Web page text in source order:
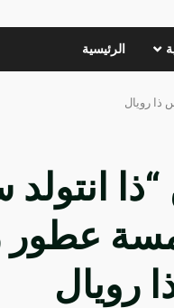
الرئيسية
ذا رويال
انتولد
عطور
رويال